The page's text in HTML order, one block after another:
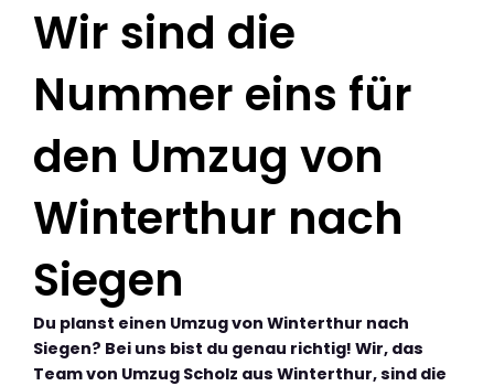
Wir sind die
Nummer eins für
den Umzug von
Winterthur nach
Siegen
Du planst einen Umzug von Winterthur nach
Siegen? Bei uns bist du genau richtig! Wir, das
Team von Umzug Scholz aus Winterthur, sind die